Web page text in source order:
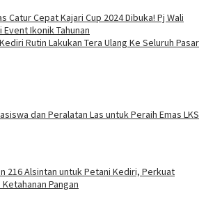
Catur Cepat Kajari Cup 2024 Dibuka! Pj Wali
Ikonik Tahunan
Rutin Lakukan Tera Ulang Ke Seluruh Pasar
dan Peralatan Las untuk Peraih Emas LKS
216 Alsintan untuk Petani Kediri, Perkuat
Pangan